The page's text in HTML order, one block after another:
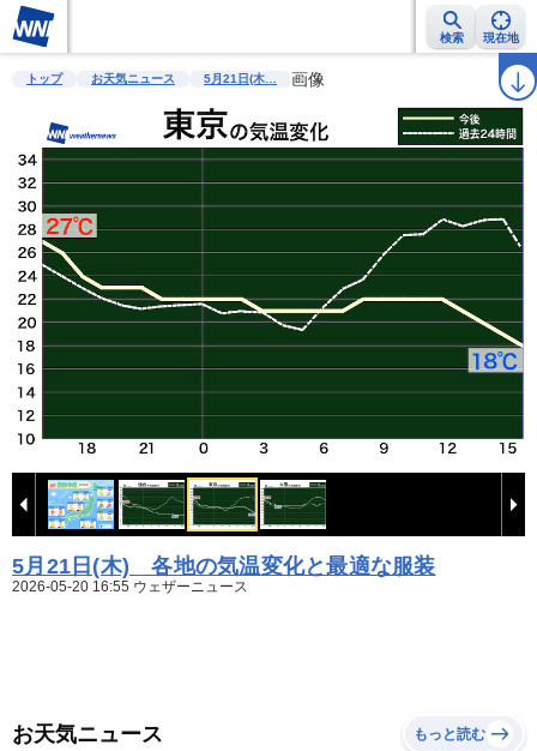
検索 現在地
雨雲レーダー 台風情報 地震情報 警報・注意報 ラ
トップ お天気ニュース 5月21日(木… 画像
5月21日(木) 各地の気温変化と最適な服装
2026-05-20 16:55 ウェザーニュース
お天気ニュース もっと読む